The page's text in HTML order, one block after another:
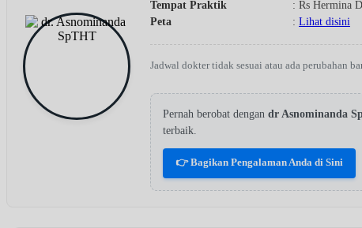
Tempat Praktik
: Rs Hermina
Peta
: Lihat disini
Jadwal dokter tidak sesuai atau ada perubahan
Pernah berobat dengan dr Asnominanda
terbaik.
👉 Bagikan Pengalaman Anda di Sini